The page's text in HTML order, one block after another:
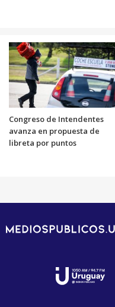
Congreso de Intendentes
avanza en propuesta de
libreta por puntos